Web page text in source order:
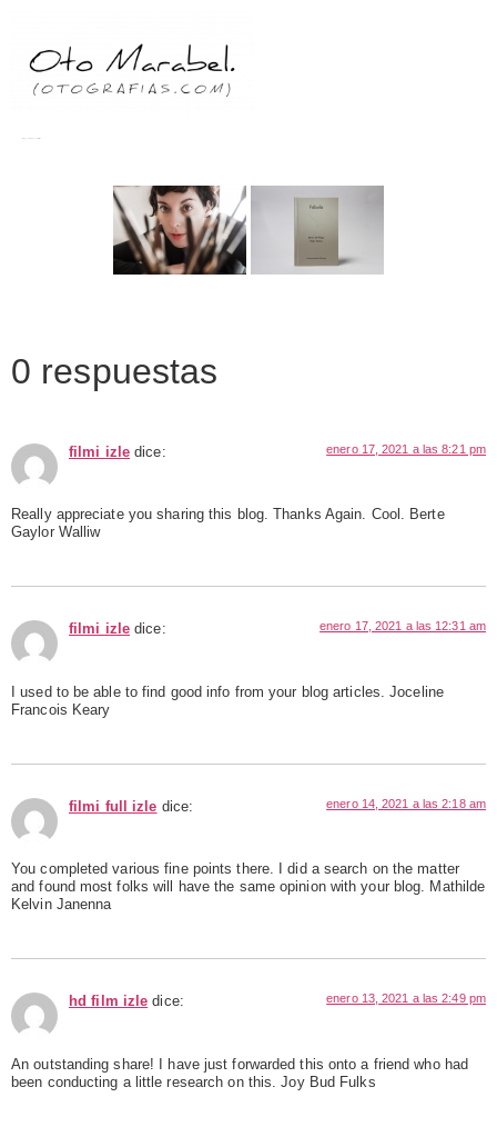
0 respuestas
filmi izle dice: enero 17, 2021 a las 8:21 pm
Really appreciate you sharing this blog. Thanks Again. Cool. Berte
Gaylor Walliw
filmi izle dice: enero 17, 2021 a las 12:31 am
I used to be able to find good info from your blog articles. Joceline
Francois Keary
filmi full izle dice: enero 14, 2021 a las 2:18 am
You completed various fine points there. I did a search on the matter
and found most folks will have the same opinion with your blog. Mathilde
Kelvin Janenna
hd film izle dice: enero 13, 2021 a las 2:49 pm
An outstanding share! I have just forwarded this onto a friend who had
been conducting a little research on this. Joy Bud Fulks